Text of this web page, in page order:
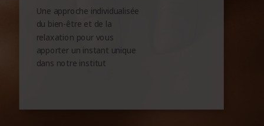
Une approche individualisée
du bien-être et de la
relaxation pour vous
apporter un instant unique
dans notre institut